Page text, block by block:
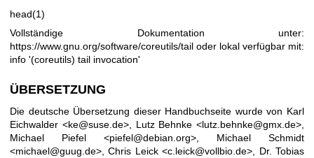
head(1)
Vollständige Dokumentation unter:
https://www.gnu.org/software/coreutils/tail oder lokal verfügbar mit:
info '(coreutils) tail invocation'
ÜBERSETZUNG
Die deutsche Übersetzung dieser Handbuchseite wurde von Karl
Eichwalder <ke@suse.de>, Lutz Behnke <lutz.behnke@gmx.de>,
Michael Piefel <piefel@debian.org>, Michael Schmidt
<michael@guug.de>, Chris Leick <c.leick@vollbio.de>, Dr. Tobias